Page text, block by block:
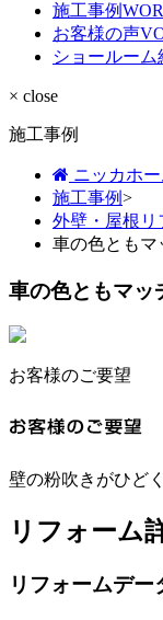
施工事例
お客様の声
ショールーム
× close
施工事例
ニッカホ
施工事例>
外壁・屋根リ
車の色ともマ
車の色ともマッ
お客様のご要望
壁の粉吹きがひど
リフォーム
リフォームデー